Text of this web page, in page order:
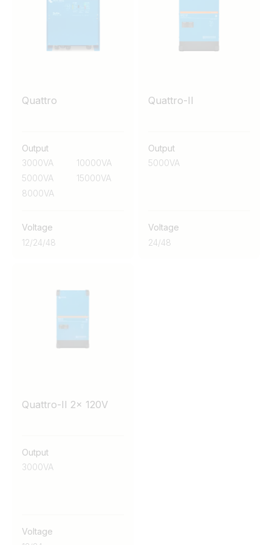
disponibilă și previn supraîncărcarea unei surse
limitate de curent alternativ. Toate modelele oferă
ecosistem. Seria Quattro-II este perfectă pentru
Quattro
Output
3000VA
5000VA
8000VA
10000VA
15000VA
Voltage
12/24/48
Quattro-II
Output
5000VA
Voltage
24/48
Quattro-II 2x 120V
Output
3000VA
Voltage